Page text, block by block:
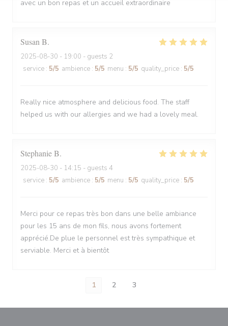
avec un bon repas et un accueil extraordinaire
Susan B
2025-08-30 - 19:00 - guests 2
service : 5/5 ambience : 5/5 menu : 5/5 quality_price : 5/5
Really nice atmosphere and delicious food. The staff
helped us with our allergies and we had a lovely meal.
StephanieB
2025-08-30 - 14:15 - guests 4
service : 5/5 ambience : 5/5 menu : 5/5 quality_price : 5/5
Merci pour ce repas très bon dans une belle ambiance
pour les 15 ans de mon fils, nous avons fortement
apprécié.De plue le personnel est très sympathique et
serviable. Merci et à bientôt
1 2 3